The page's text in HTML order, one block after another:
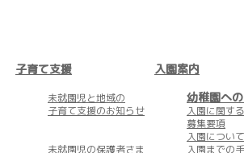
子育て支援
未就園児と地域の
子育て支援のお知らせ
未就園児の保護者さま
入園案内
幼稚園へ
入園に関す
募集要項
入園について
入園までの